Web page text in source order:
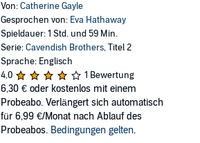
Von:Catherine Gayle
Gesprochen von: Eva Hathaway
Spieldauer: 1 Std. und 59 Min.
Serie:Cavendish Brothers, Titel 2
Sprache: Englisch
4,0
1 Bewertung
6,30 € oder kostenlos mit einem
Probeabo. Verlängert sich automatisch
für 6,99 €/Monat nach Ablauf des
Probeabos. Bedingungen gelten.